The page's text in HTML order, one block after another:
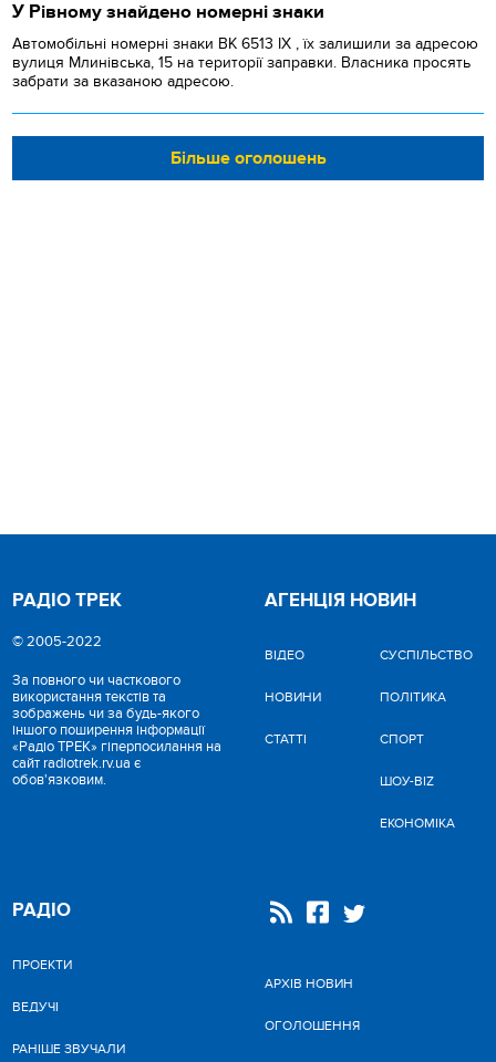
У Рівному знайдено номерні знаки
Автомобільні номерні знаки BK 6513 IX , їх залишили за адресою
вулиця Млинівська, 15 на території заправки. Власника просять
забрати за вказаною адресою.
Більше оголошень
РАДІО ТРЕК
© 2005-2022
За повного чи часткового
використання текстів та
зображень чи за будь-якого
іншого поширення інформації
«Радіо ТРЕК» гіперпосилання на
сайт radiotrek.rv.ua є
обов'язковим.
АГЕНЦІЯ НОВИН
ВІДЕО
НОВИНИ
СТАТТІ
CУСПІЛЬСТВО
ПОЛІТИКА
СПОРТ
ШОУ-BIZ
ЕКОНОМІКА
РАДІО
ПРОЕКТИ
ВЕДУЧІ
РАНІШЕ ЗВУЧАЛИ
АРХІВ НОВИН
ОГОЛОШЕННЯ